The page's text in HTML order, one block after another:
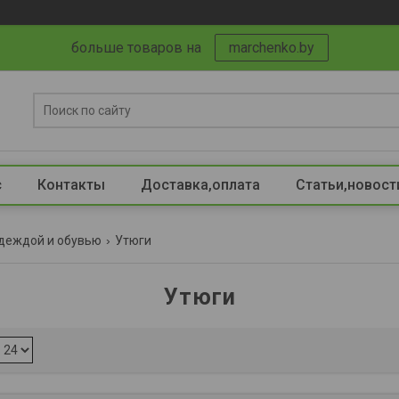
больше товаров на marchenko.by
Контакты Доставка,оплата
и обувью Утюги
Утюги